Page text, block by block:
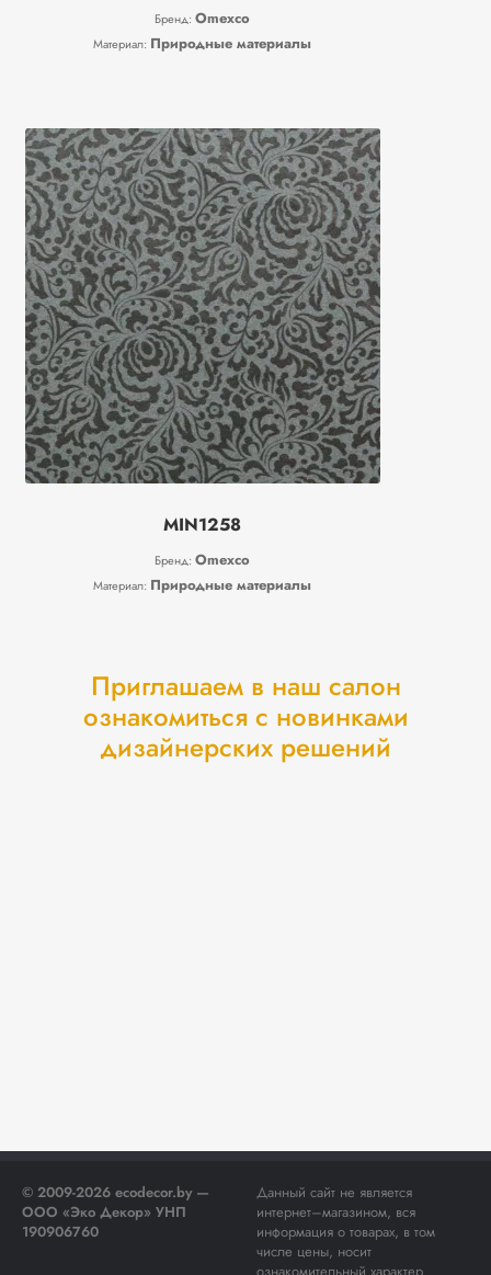
Бренд:Omexco
Материал: Природные материалы
MIN1258
Бренд:Omexco
Материал: Природные материалы
Приглашаем в наш салон
ознакомиться с новинками
дизайнерских решений
© 2009-2026 ecodecor.by —
ООО «Эко Декор» УНП
190906760
Данный сайт не является
интернет–магазином, вся
информация о товарах, в том
числе цены, носит